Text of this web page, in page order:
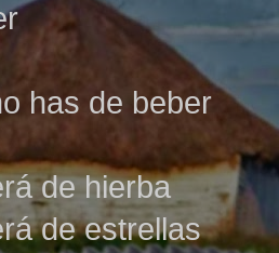
has de beber
de hierba
de estrellas